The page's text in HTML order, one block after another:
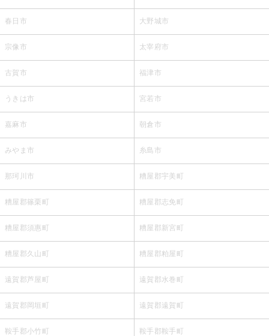
春日市 大野城市
宗像市 太宰府市
古賀市 福津市
うきは市 宮若市
嘉麻市 朝倉市
みやま市 糸島市
那珂川市 糟屋郡宇美町
糟屋郡篠栗町 糟屋郡志免町
糟屋郡須惠町 糟屋郡新宮町
糟屋郡久山町 糟屋郡粕屋町
遠賀郡芦屋町 遠賀郡水巻町
遠賀郡岡垣町 遠賀郡遠賀町
鞍手郡小竹町 鞍手郡鞍手町